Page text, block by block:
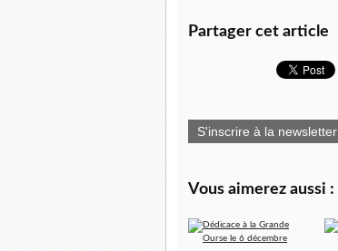
Partager cet article
S'inscrire à la newsletter
Vous aimerez aussi :